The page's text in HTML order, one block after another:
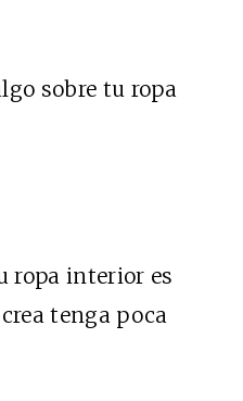
sobre tu ropa
ropa interior es
tenga poca